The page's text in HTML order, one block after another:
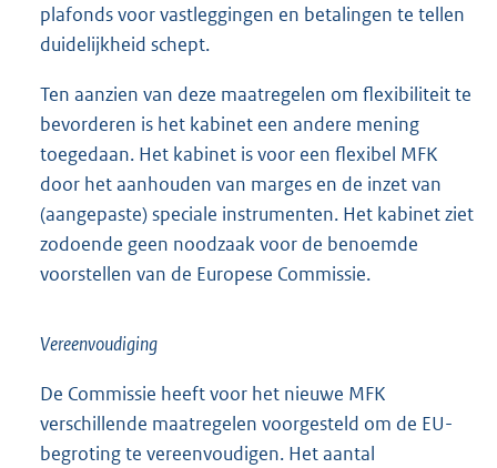
plafonds voor vastleggingen en betalingen te tellen
duidelijkheid schept.
Ten aanzien van deze maatregelen om flexibiliteit te
bevorderen is het kabinet een andere mening
toegedaan. Het kabinet is voor een flexibel MFK
door het aanhouden van marges en de inzet van
(aangepaste) speciale instrumenten. Het kabinet ziet
zodoende geen noodzaak voor de benoemde
voorstellen van de Europese Commissie.
Vereenvoudiging
De Commissie heeft voor het nieuwe MFK
verschillende maatregelen voorgesteld om de EU-
begroting te vereenvoudigen. Het aantal